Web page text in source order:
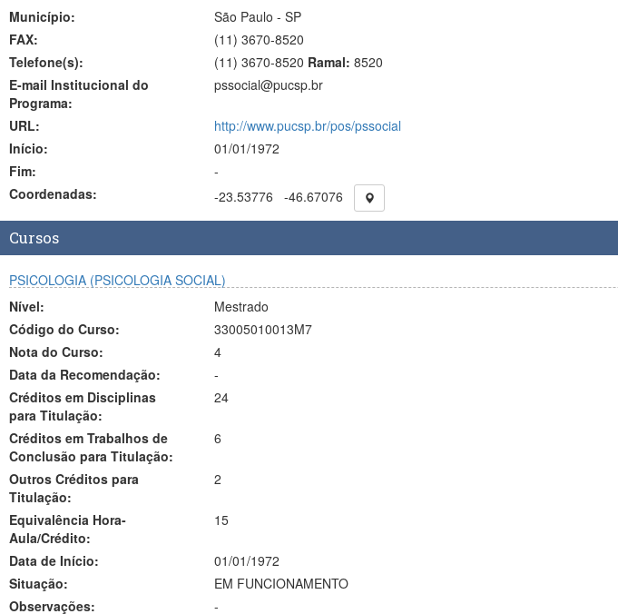
Município:
São Paulo - SP
FAX:
(11) 3670-8520
Telefone(s):
(11) 3670-8520 Ramal: 8520
E-mail Institucional do
Programa:
pssocial@pucsp.br
URL:
http://www.pucsp.br/pos/pssocial
Início:
01/01/1972
Fim:
-
Coordenadas:
-23.53776 -46.67076
Cursos
PSICOLOGIA (PSICOLOGIA SOCIAL)
Nível:
Mestrado
Código do Curso:
33005010013M7
Nota do Curso:
4
Data da Recomendação:
-
Créditos em Disciplinas
para Titulação:
24
Créditos em Trabalhos de
Conclusão para Titulação:
6
Outros Créditos para
Titulação:
2
Equivalência Hora-
Aula/Crédito:
15
Data de Início:
01/01/1972
Situação:
EM FUNCIONAMENTO
Observações:
-